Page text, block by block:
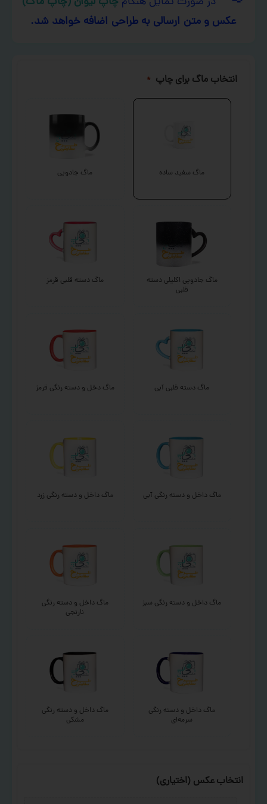
عکس و متن ارسالی به طراحی اضافه خواهد شد.
انتخاب ماگ برای چاپ *
ماگ سفید ساده ماگ جادویی
ماگ جادویی اکلیلی دسته
قلبی
ماگ دسته قلبی قرمز
ماگ دسته قلبی آبی ماگ دخل و دسته رنگی قرمز
ماگ داخل و دسته رنگی آبی ماگ داخل و دسته رنگی زرد
ماگ داخل و دسته رنگی سبز
ماگ داخل و دسته رنگی
نارنجی
ماگ داخل و دسته رنگی
سرمه‌ای
ماگ داخل و دسته رنگی
مشکی
انتخاب عکس (اختیاری)